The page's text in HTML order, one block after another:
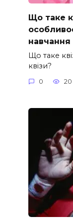
Що таке
навчання
Що таке
квізи?
0 20